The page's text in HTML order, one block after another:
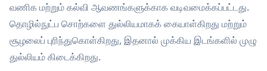
வணிக மற்றும் கல்வி ஆவணங்களுக்காக வடிவமைக்கப்பட்டது.
தொழில்நுட்ப சொற்களை துல்லியமாகக் கையாள்கிறது மற்றும்
சூழலைப் புரிந்துகொள்கிறது, இதனால் முக்கிய இடங்களில் முழு
துல்லியம் கிடைக்கிறது.